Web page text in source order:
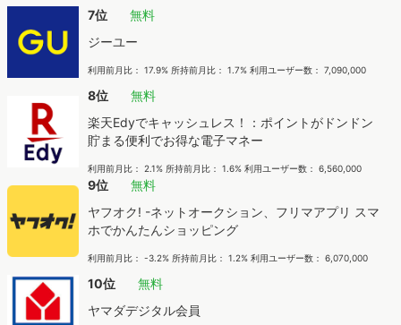
7位
無料
ジーユー
利用前月比： 17.9% 所持前月比： 1.7% 利用ユーザー数： 7,090,000
8位
無料
楽天Edyでキャッシュレス！：ポイントがドンドン
貯まる便利でお得な電子マネー
利用前月比： 2.1% 所持前月比： 1.6% 利用ユーザー数： 6,560,000
9位
無料
ヤフオク! -ネットオークション、フリマアプリ スマ
ホでかんたんショッピング
利用前月比： -3.2% 所持前月比： 1.2% 利用ユーザー数： 6,070,000
10位
無料
ヤマダデジタル会員